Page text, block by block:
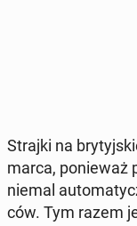
Strajki na
marca, po­nie­waż
niemal
ców. Tym razem